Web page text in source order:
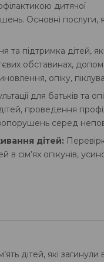
дитячої
Основні послуги,
та підтримка дітей, які
обставинах,
опіку,
для батьків та
проведення
серед
дітей:
сім’ях опікунів,
дітей, які загинули